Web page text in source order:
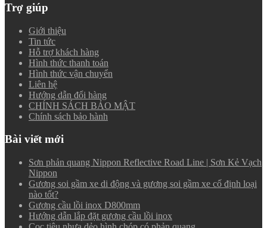
Trợ giúp
Giới thiệu
Tin tức
Hỗ trợ khách hàng
Hình thức thanh toán
Hình thức vận chuyển
Liên hệ
Hướng dẫn đổi hàng
CHÍNH SÁCH BẢO MẬT
Chính sách bảo hành
Bài viết mới
Sơn phản quang Nippon Reflective Road Line | Sơn Kẻ Vạch
Nippon
Gương soi gầm xe di động và gương soi gầm xe cố định loại
nào tốt?
Gương cầu lồi inox D800mm
Hướng dẫn lắp đặt gương cầu lồi inox